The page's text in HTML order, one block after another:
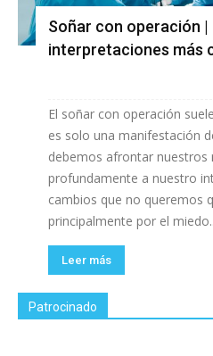
Soñar con operación |
interpretaciones más
El soñar con operación
es solo una manifestación
debemos afrontar
profundamente a nuestro
cambios que no queremos
principalmente por el
Leer más
Patrocinado